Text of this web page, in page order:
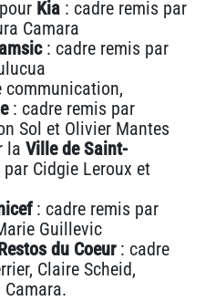
Kia : cadre remis par
Camara
: cadre remis par
communication,
: cadre remis par
Sol et Olivier Mantes
la Ville de Saint-
Cidgie Leroux et
: cadre remis par
Guillevic
du Coeur: cadre
Claire Scheid,